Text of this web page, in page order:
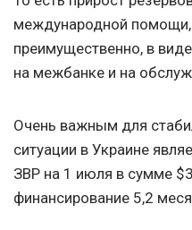
международной помощи,
преимущественно, в
на межбанке и на
Очень важным для
ситуации в Украине
ЗВР на 1 июля в сумме
финансирование 5,2